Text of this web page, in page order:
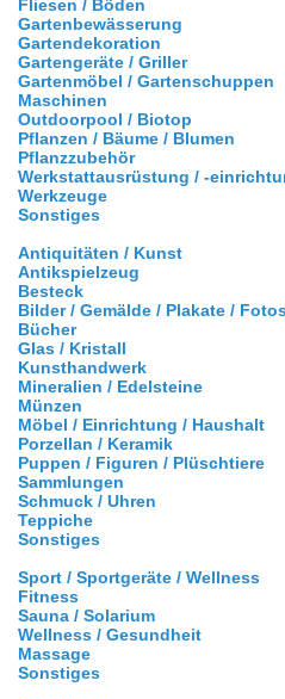
Fliesen / Böden
Gartenbewässerung
Gartendekoration
Gartengeräte / Griller
Gartenmöbel / Gartenschuppen
Maschinen
Outdoorpool / Biotop
Pflanzen / Bäume / Blumen
Pflanzzubehör
Werkstattausrüstung / -
Werkzeuge
Sonstiges
Antiquitäten / Kunst
Antikspielzeug
Besteck
Bilder / Gemälde / Plakate /
Bücher
Glas / Kristall
Kunsthandwerk
Mineralien / Edelsteine
Münzen
Möbel / Einrichtung / Haushalt
Porzellan / Keramik
Puppen / Figuren / Plüschtiere
Sammlungen
Schmuck / Uhren
Teppiche
Sonstiges
Sport / Sportgeräte / Wellness
Fitness
Sauna / Solarium
Wellness / Gesundheit
Massage
Sonstiges